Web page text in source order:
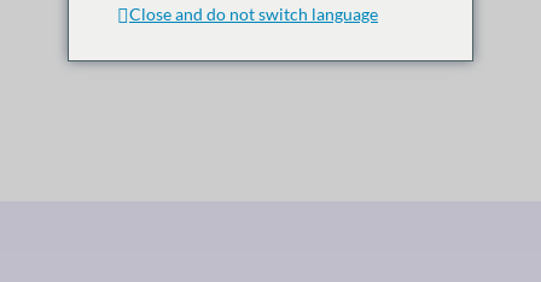
Close and do not switch language